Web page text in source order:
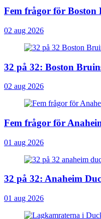
Fem frågor för Boston
02 aug 2026
32 på 32: Boston
02 aug 2026
Fem frågor för
01 aug 2026
32 på 32: Anaheim
01 aug 2026